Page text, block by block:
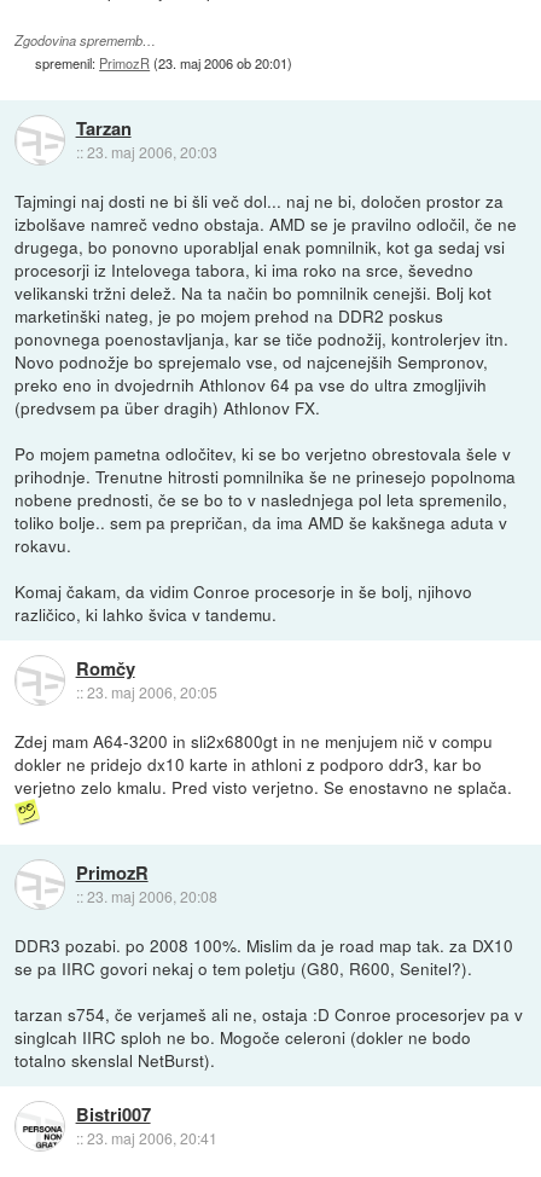
Zgodovina sprememb…
spremenil: PrimozR (23. maj 2006 ob 20:01)
Tarzan
::23. maj 2006, 20:03
Tajmingi naj dosti ne bi šli več dol... naj ne bi, določen prostor za
izbolšave namreč vedno obstaja. AMD se je pravilno odločil, če ne
drugega, bo ponovno uporabljal enak pomnilnik, kot ga sedaj vsi
procesorji iz Intelovega tabora, ki ima roko na srce, ševedno
velikanski tržni delež. Na ta način bo pomnilnik cenejši. Bolj kot
marketinški nateg, je po mojem prehod na DDR2 poskus
ponovnega poenostavljanja, kar se tiče podnožij, kontrolerjev itn.
Novo podnožje bo sprejemalo vse, od najcenejših Sempronov,
preko eno in dvojedrnih Athlonov 64 pa vse do ultra zmogljivih
(predvsem pa über dragih) Athlonov FX.
Po mojem pametna odločitev, ki se bo verjetno obrestovala šele v
prihodnje. Trenutne hitrosti pomnilnika še ne prinesejo popolnoma
nobene prednosti, če se bo to v naslednjega pol leta spremenilo,
toliko bolje.. sem pa prepričan, da ima AMD še kakšnega aduta v
rokavu.
Komaj čakam, da vidim Conroe procesorje in še bolj, njihovo
različico, ki lahko švica v tandemu.
Romčy
::23. maj 2006, 20:05
Zdej mam A64-3200 in sli2x6800gt in ne menjujem nič v compu
dokler ne pridejo dx10 karte in athloni z podporo ddr3, kar bo
verjetno zelo kmalu. Pred visto verjetno. Se enostavno ne splača.
PrimozR
::23. maj 2006, 20:08
DDR3 pozabi. po 2008 100%. Mislim da je road map tak. za DX10
se pa IIRC govori nekaj o tem poletju (G80, R600, Senitel?).
tarzan s754, če verjameš ali ne, ostaja :D Conroe procesorjev pa v
singlcah IIRC sploh ne bo. Mogoče celeroni (dokler ne bodo
totalno skenslal NetBurst).
Bistri007
::23. maj 2006, 20:41